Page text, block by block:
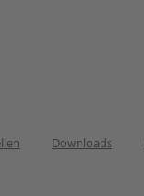
Downloads